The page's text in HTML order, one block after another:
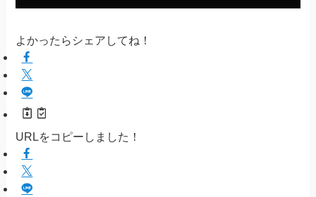
よかったらシェアしてね！
URLをコピーしました！